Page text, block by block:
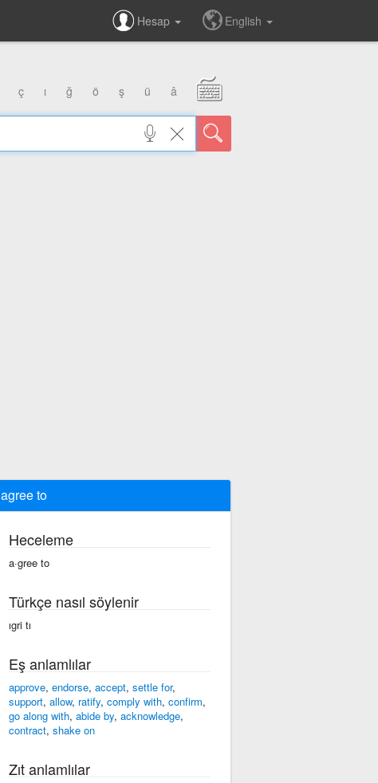
Hesap English
ç ı ğ ö ş ü â
agree to
Heceleme
a·gree to
Türkçe nasıl söylenir
ıgri tı
Eş anlamlılar
approve, endorse, accept, settle for,
support, allow, ratify, comply with, confirm,
go along with, abide by, acknowledge,
contract, shake on
Zıt anlamlılar